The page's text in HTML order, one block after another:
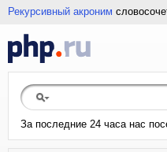
Рекурсивный акроним
За последние 24 часа нас